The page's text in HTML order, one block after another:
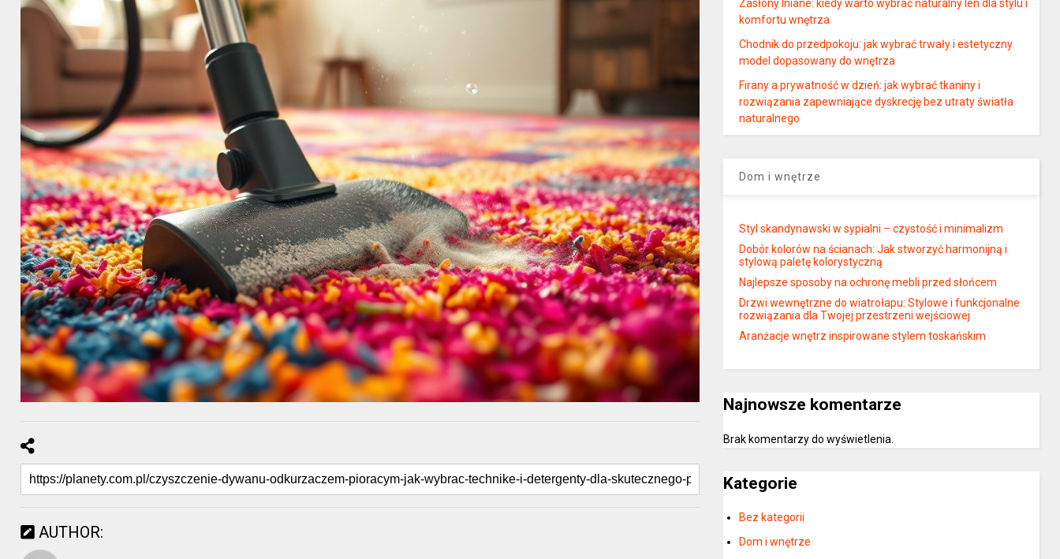
AUTHOR:
Zasłony lniane: kiedy warto wybrać naturalny len dla stylu i
komfortu wnętrza
Chodnik do przedpokoju: jak wybrać trwały i estetyczny
model dopasowany do wnętrza
Firany a prywatność w dzień: jak wybrać tkaniny i
rozwiązania zapewniające dyskrecję bez utraty światła
naturalnego
Dom i wnętrze
Styl skandynawski w sypialni – czystość i minimalizm
Dobór kolorów na ścianach: Jak stworzyć harmonijną i
stylową paletę kolorystyczną
Najlepsze sposoby na ochronę mebli przed słońcem
Drzwi wewnętrzne do wiatrołapu: Stylowe i funkcjonalne
rozwiązania dla Twojej przestrzeni wejściowej
Aranżacje wnętrz inspirowane stylem toskańskim
Najnowsze komentarze
Brak komentarzy do wyświetlenia.
Kategorie
Bez kategorii
Dom i wnętrze